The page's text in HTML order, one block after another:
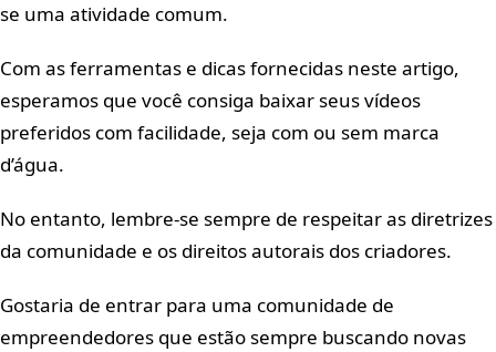
se uma atividade comum.
Com as ferramentas e dicas fornecidas neste artigo,
esperamos que você consiga baixar seus vídeos
preferidos com facilidade, seja com ou sem marca
d’água.
No entanto, lembre-se sempre de respeitar as diretrizes
da comunidade e os direitos autorais dos criadores.
Gostaria de entrar para uma comunidade de
empreendedores que estão sempre buscando novas